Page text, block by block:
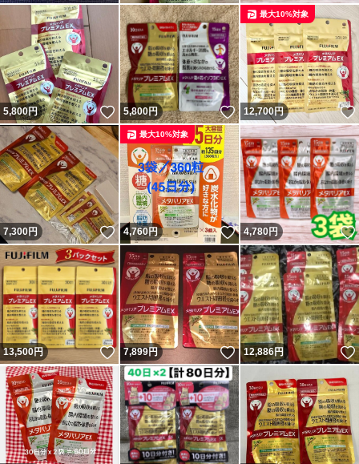
5,800円 いいね！
5,800円 いいね！
12,700円
最大10%対象
7,300円 いいね！
4,760円 いいね！
最大10%対象
4,780円
13,500円 いいね！
7,899円 いいね！
12,886円